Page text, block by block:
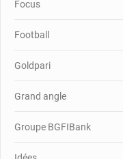
Focus
Football
Goldpari
Grand angle
Groupe BGFIBank